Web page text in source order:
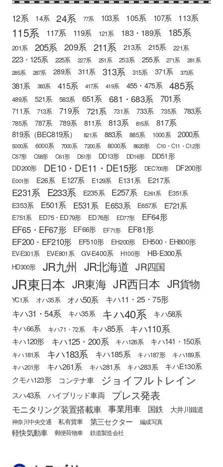
12系 14系 24系 77系 103系 105系 107系 113系
115系 117系 119系 121系 183・189系 185系
201系 205系 209系 211系 213系 215系 221系
223・125系 225系 227系 251系 253系 255系 271系
281系
285系
287系 289系 311系 313系 315系 371系 373系
381系 383系 415系 417系 419系 455・475系 485系
489系 521系 583系 651系 681・683系 701系
711系 713系 719系 721系 731系 733系 735系 783系
785系 787系 789系 811系 813系 815系 817系
819系（BEC819系） 821系 883系 885系 1000系 2000系
5000系 6000系 7000系 7200系 8000系 8620形
C10・C11・C12形
C57形
C58形 C61形 D51形 DD13形 DD16形 DD51形
DD200形 DE10・DE11・DE15形 DEC700形 DF200形
E001形 E26系 E127系 E129系 E131系 E217系
E231系 E233系 E235系 E257系 E261系 E351系
E353系 E501系 E531系 E653系 E657系 E721系
E751系 ED75・ED79形 ED76形 ED77形 EF64形
EF65・EF67形 EF66形 EF71形
EF81形
EF200・EF210形
EF510形 EH200形 EH500・EH800形
EV-E301系 EV-E801系 GV-E400系 H100形 HB-E300系
HD300形 JR九州 JR北海道 JR四国
JR東日本 JR東海 JR西日本 JR貨物
YC1系 オハ35系 オハ50系 キハ11・25・75形
キハ31・54系 キハ35系 キハ40系 キハ58系
キハ66系 キハ71・72系 キハ85系 キハ110系
キハ120形 キハ125・200系 キハ126系 キハ141・150系
キハ181系 キハ183系 キハ185系 キハ187形
キハ189系
キハ201形
キハ261系 キハ281系 キハ283系
キハE130系
クモハ123形
コンテナ車 ジョイフルトレイン
スハ43系 ハイブリッド車両 プレス発表
モニタリング装置搭載車 事業用車 国鉄 大井川鐵道
神奈川中央交通 私有貨車 第三セクター 編成写真
軽快気動車 郵便荷物車 鉄道製造会社